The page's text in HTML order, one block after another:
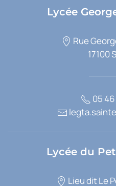
Lycée
Rue
17100
05 46
Lycée du
Lieu dit Le